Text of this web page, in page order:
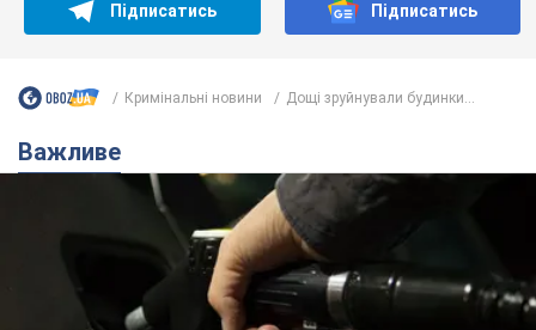
Підписатись Підписатись
Кримінальні новини Дощі зруйнували будинки...
Важливе